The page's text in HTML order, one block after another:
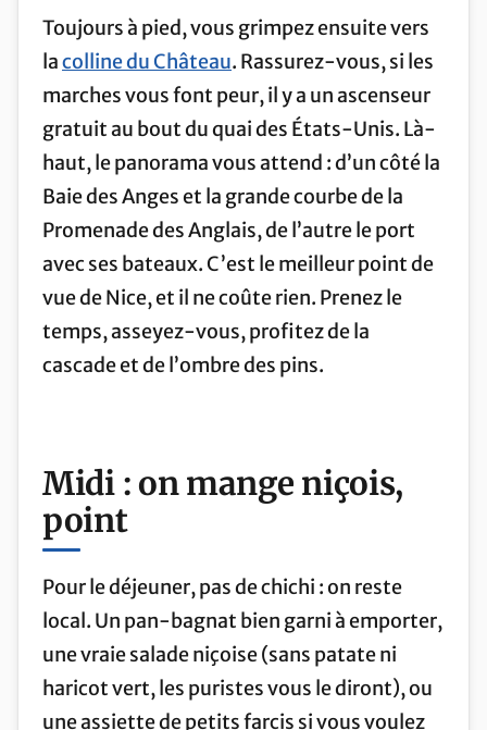
Toujours à pied, vous grimpez ensuite vers
lacolline du Château. Rassurez-vous, si les
marches vous font peur, il y a un ascenseur
gratuit au bout du quai des États-Unis. Là-
haut, le panorama vous attend : d’un côté la
Baie des Anges et la grande courbe de la
Promenade des Anglais, de l’autre le port
avec ses bateaux. C’est le meilleur point de
vue de Nice, et il ne coûte rien. Prenez le
temps, asseyez-vous, profitez de la
cascade et de l’ombre des pins.
Midi : on mange niçois,
point
Pour le déjeuner, pas de chichi : on reste
local. Un pan-bagnat bien garni à emporter,
une vraie salade niçoise (sans patate ni
haricot vert, les puristes vous le diront), ou
une assiette de petits farcis si vous voulez